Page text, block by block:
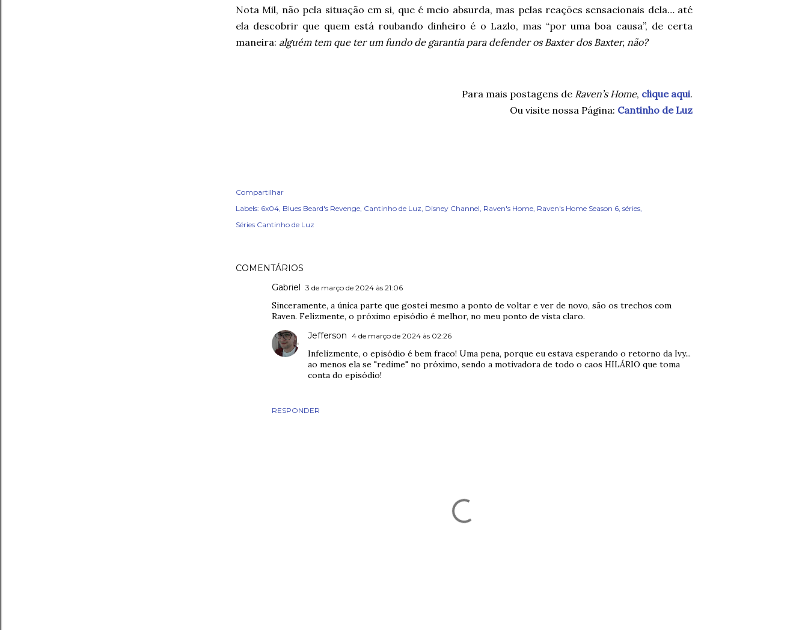
Nota Mil, não pela situação em si, que é meio absurda, mas pelas reações sensacionais dela… até
ela descobrir que quem está roubando dinheiro é o Lazlo, mas “por uma boa causa”, de certa
maneira: alguém tem que ter um fundo de garantia para defender os Baxter dos Baxter, não?
Para mais postagens de Raven’s Home, clique aqui.
Ou visite nossa Página: Cantinho de Luz
Compartilhar
Labels: 6x04 Blues Beard's Revenge Cantinho de Luz Disney Channel Raven's Home Raven's Home Season 6 séries
Séries Cantinho de Luz
COMENTÁRIOS
Gabriel 3 de março de 2024 às 21:06
Sinceramente, a única parte que gostei mesmo a ponto de voltar e ver de novo, são os trechos com
Raven. Felizmente, o próximo episódio é melhor, no meu ponto de vista claro.
RESPONDER
Jefferson 4 de março de 2024 às 02:26
Infelizmente, o episódio é bem fraco! Uma pena, porque eu estava esperando o retorno da Ivy...
ao menos ela se "redime" no próximo, sendo a motivadora de todo o caos HILÁRIO que toma
conta do episódio!